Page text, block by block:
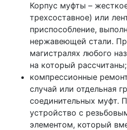
Корпус муфты –
трехсоставное) или
приспособление,
нержавеющей стали.
магистралях любого
на который рассчитаны;
компрессионные
случай или отдельная
соединительных муфт.
устройство с
элементом, который